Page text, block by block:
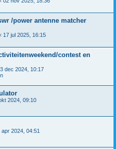
/power antenne matcher
17 jul 2025, 16:15
contest en
dec 2024, 10:17
2024, 09:10
apr 2024, 04:51